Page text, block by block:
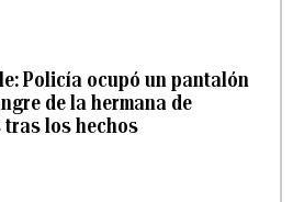
Policía ocupó un pantalón
de la hermana de
tras los hechos